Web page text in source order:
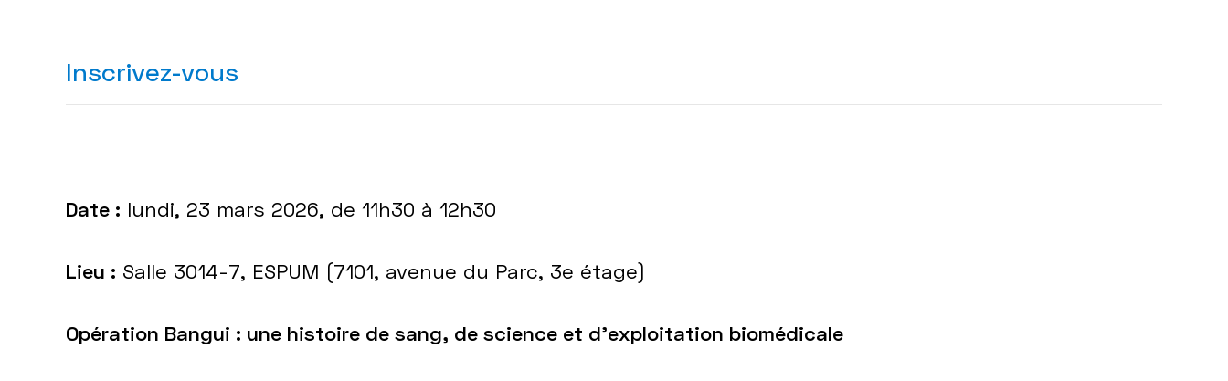
Inscrivez-vous
Date : lundi, 23 mars 2026, de 11h30 à 12h30
Lieu : Salle 3014-7, ESPUM (7101, avenue du Parc, 3e étage)
Opération Bangui : une histoire de sang, de science et d'exploitation biomédicale